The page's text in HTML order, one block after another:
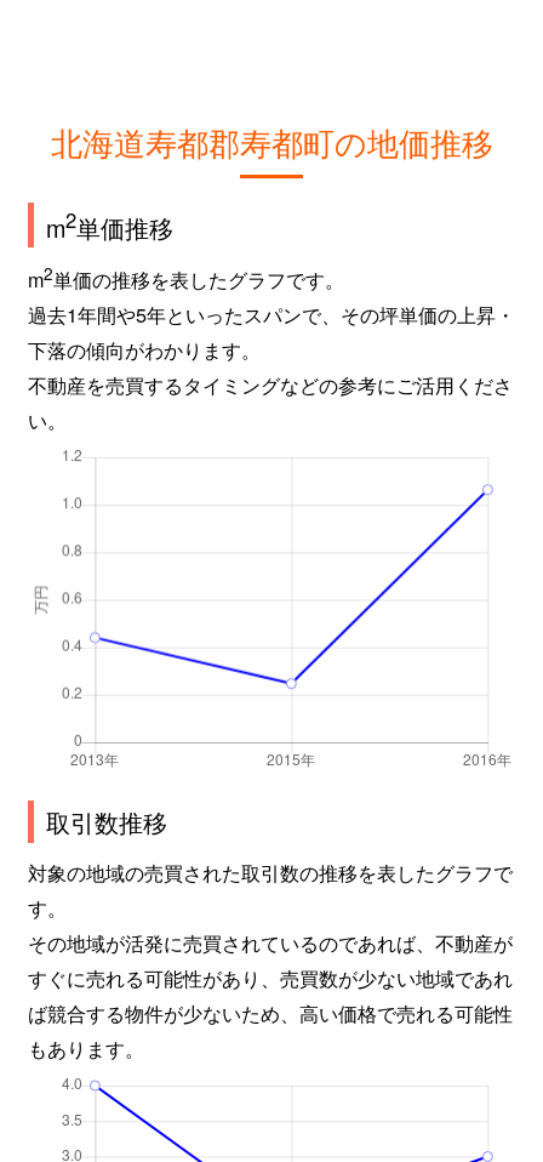
北海道寿都郡寿都町の地価推移
m2単価推移
m2単価の推移を表したグラフです。
過去1年間や5年といったスパンで、その坪単価の上昇・
下落の傾向がわかります。
不動産を売買するタイミングなどの参考にご活用くださ
い。
取引数推移
対象の地域の売買された取引数の推移を表したグラフで
す。
その地域が活発に売買されているのであれば、不動産が
すぐに売れる可能性があり、売買数が少ない地域であれ
ば競合する物件が少ないため、高い価格で売れる可能性
もあります。